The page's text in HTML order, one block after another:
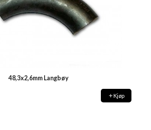
48,3x2,6mm Langbøy
Kjøp